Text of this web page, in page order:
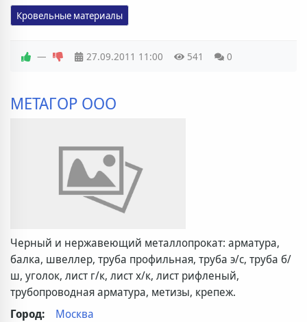
Кровельные материалы
— 27.09.2011 11:00 541 0
МЕТАГОР ООО
Черный и нержавеющий металлопрокат: арматура,
балка, швеллер, труба профильная, труба э/с, труба б/
ш, уголок, лист г/к, лист х/к, лист рифленый,
трубопроводная арматура, метизы, крепеж.
Город:
Москва